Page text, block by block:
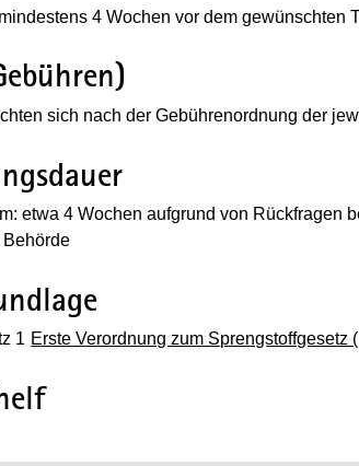
4 Wochen vor dem gewünschten
sich nach der Gebührenordnung der
etwa 4 Wochen aufgrund von Rückfragen
1 Erste Verordnung zum Sprengstoffgesetz